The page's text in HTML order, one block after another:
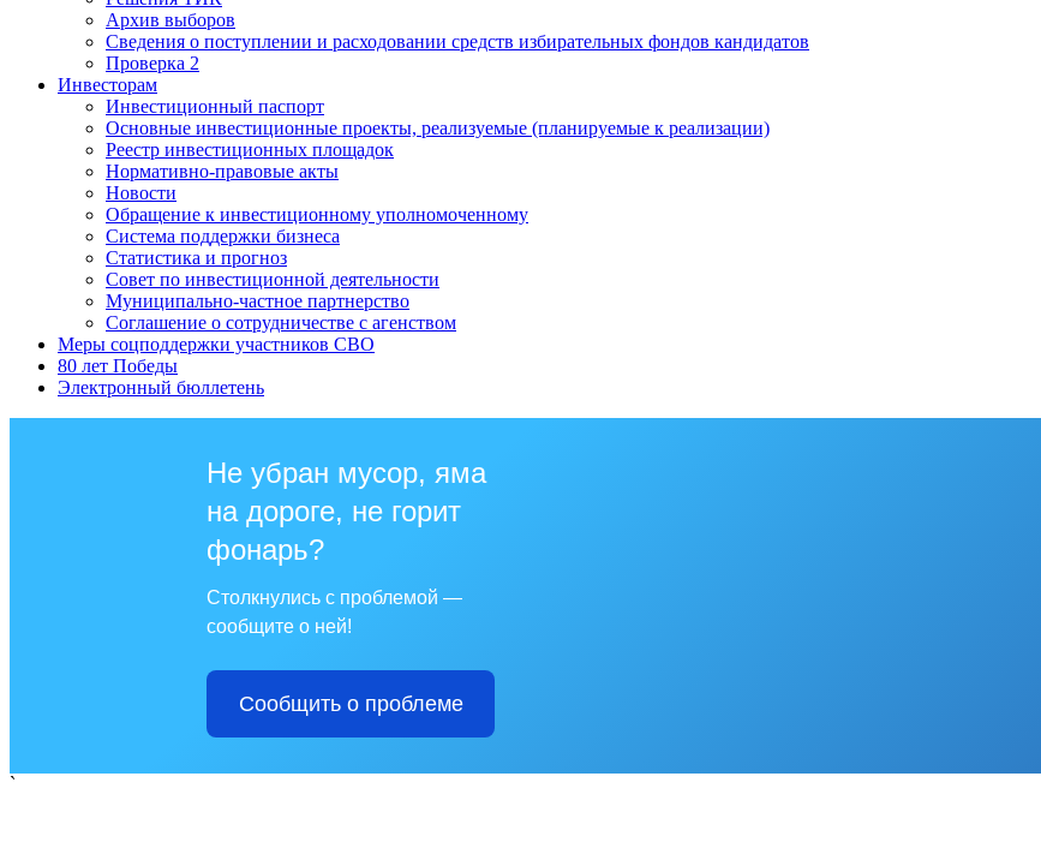
Архив выборов
Сведения о поступлении и расходовании средств избирательных фондов кандидатов
Проверка 2
Инвесторам
Инвестиционный паспорт
Основные инвестиционные проекты, реализуемые (планируемые к реализации)
Реестр инвестиционных площадок
Нормативно-правовые акты
Новости
Обращение к инвестиционному уполномоченному
Система поддержки бизнеса
Статистика и прогноз
Совет по инвестиционной деятельности
Муниципально-частное партнерство
Соглашение о сотрудничестве с агенством
Меры соцподдержки участников СВО
80 лет Победы
Электронный бюллетень
Не убран мусор, яма
на дороге, не горит
фонарь?
Столкнулись с проблемой —
сообщите о ней!
Сообщить о проблеме
`